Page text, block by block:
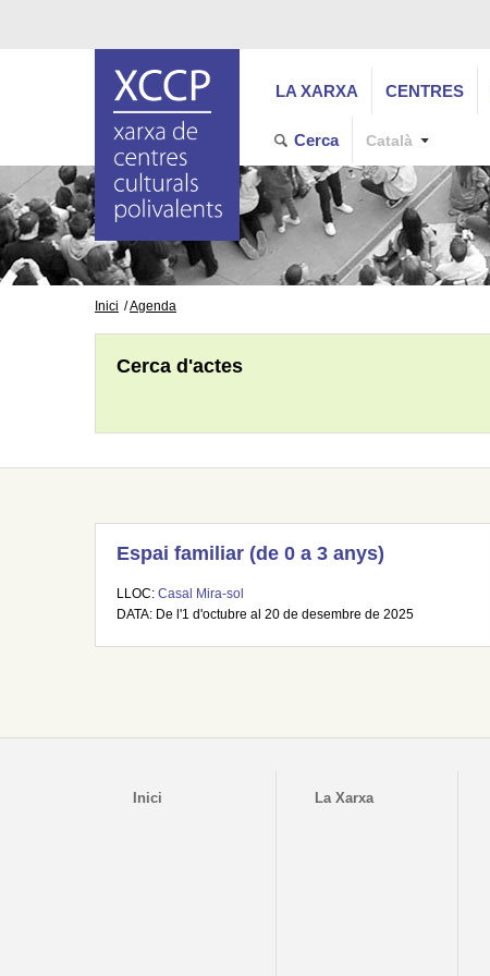
LA XARXA CENTRES
Cerca Català
Inici Agenda
Cerca d'actes
Espai familiar (de 0 a 3 anys)
LLOC: Casal Mira-sol
DATA: De l'1 d'octubre al 20 de desembre de 2025
Inici La Xarxa